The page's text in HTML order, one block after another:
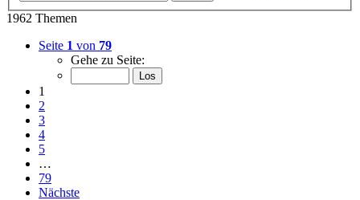
1962 Themen
Seite 1 von 79
Gehe zu Seite:
1
2
3
4
5
…
79
Nächste